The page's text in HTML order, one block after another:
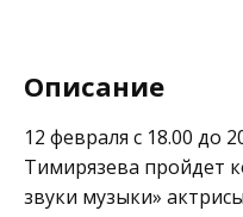
Описание
12 февраля с 18.00 до
Тимирязева пройдет
звуки музыки»